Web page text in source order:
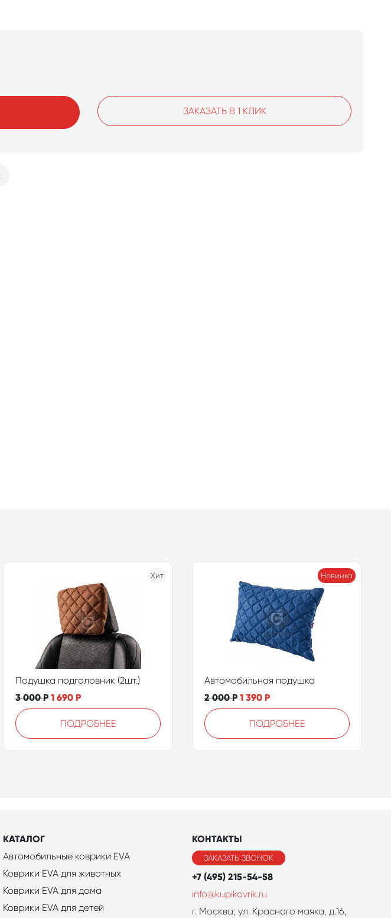
ЗАКАЗАТЬ В 1 КЛИК
Хит
Подушка подголовник (2шт.)
3 000Р 1 690 Р
ПОДРОБНЕЕ
Новинка
Автомобильная подушка
2 000Р 1 390 Р
ПОДРОБНЕЕ
КАТАЛОГ
Автомобильные коврики EVA
Коврики EVA для животных
Коврики EVA для дома
Коврики EVA для детей
КОНТАКТЫ
ЗАКАЗАТЬ ЗВОНОК
+7 (495) 215-54-58
info@kupikovrik.ru
г. Москва, ул. Красного маяка, д.16,